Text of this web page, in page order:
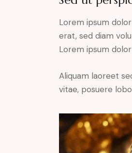
Lorem ipsum
erat, sed diam
Lorem ipsum
Aliquam laoreet
vitae, posuere